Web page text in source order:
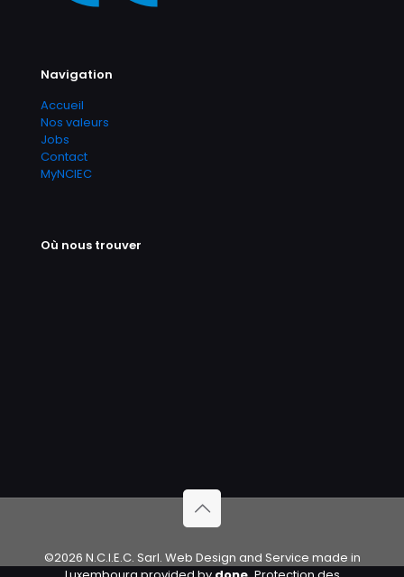
Navigation
Accueil
Nos valeurs
Jobs
Contact
MyNCIEC
Où nous trouver
©2026 N.C.I.E.C. Sarl. Web Design and Service made in